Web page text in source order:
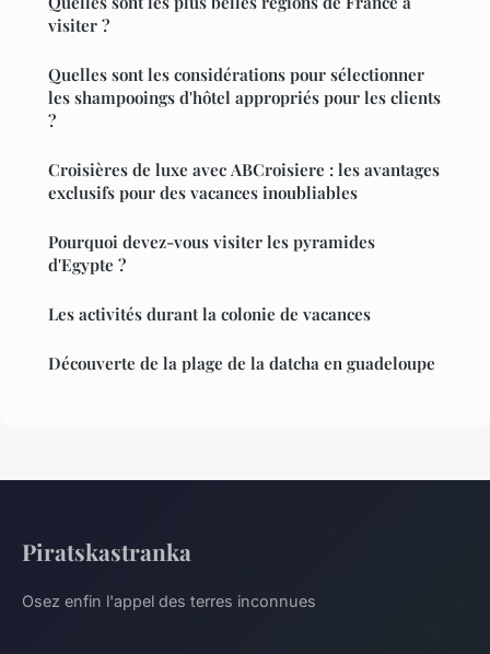
visiter ?
Quelles sont les considérations pour sélectionner
les shampooings d'hôtel appropriés pour les clients
?
Croisières de luxe avec ABCroisiere : les avantages
exclusifs pour des vacances inoubliables
Pourquoi devez-vous visiter les pyramides
d'Egypte ?
Les activités durant la colonie de vacances
Découverte de la plage de la datcha en guadeloupe
Piratskastranka
Osez enfin l'appel des terres inconnues